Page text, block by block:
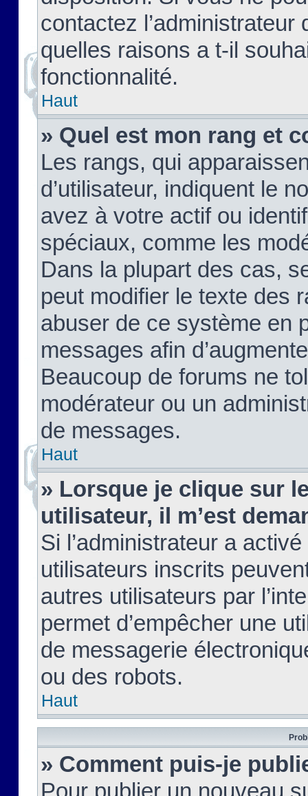
contactez
quelles raisons a t-il
fonctionnalité.
Haut
» Quel est mon rang et
Les rangs, qui
d’utilisateur, indiquent le
avez à votre actif ou
spéciaux, comme les
Dans la plupart des cas,
peut modifier le texte des
abuser de ce système en
messages afin
Beaucoup de forums ne
modérateur ou un
de messages.
Haut
» Lorsque je clique sur
utilisateur, il m’est
Si l’administrateur a
utilisateurs inscrits
autres utilisateurs par
permet d’empêcher une
de messagerie
ou des robots.
Haut
» Comment puis-je
Pour publier un nouveau